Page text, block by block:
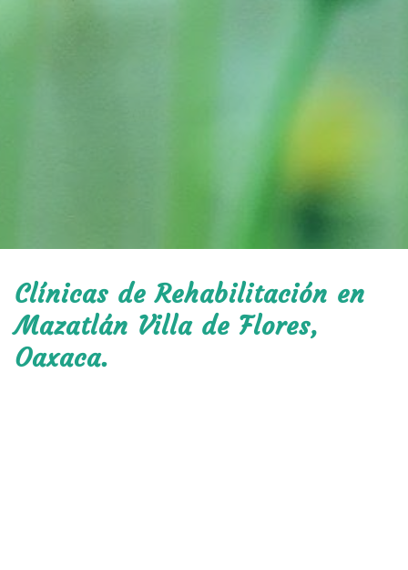
Clínicas de Rehabilitación en
Mazatlán Villa de Flores,
Oaxaca.